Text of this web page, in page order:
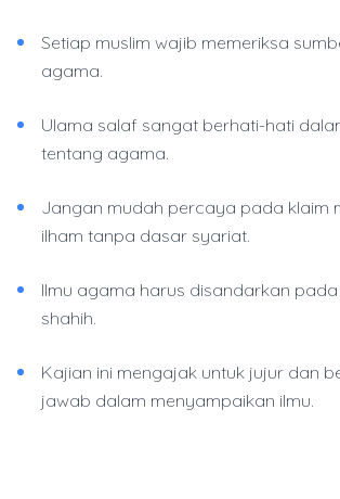
Setiap muslim wajib memeriksa
agama.
Ulama salaf sangat berhati-hati
tentang agama.
Jangan mudah percaya pada klaim
ilham tanpa dasar syariat.
Ilmu agama harus disandarkan
shahih.
Kajian ini mengajak untuk jujur dan
jawab dalam menyampaikan ilmu.